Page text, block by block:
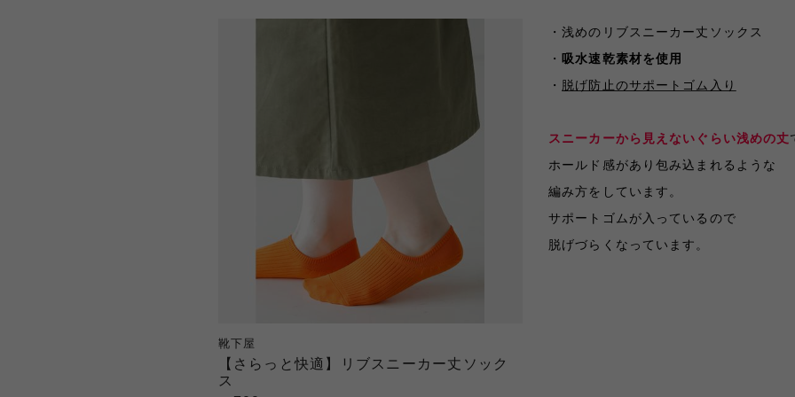
靴下屋
【さらっと快適】リブスニーカー丈ソック
ス
・浅めのリブスニーカー丈ソックス
・ 吸水速乾素材を使用
・ 脱げ防止のサポートゴム入り
スニーカーから見えないぐらい浅めの丈
ホールド感があり包み込まれるような
編み方をしています。
サポートゴムが入っているので
脱げづらくなっています。